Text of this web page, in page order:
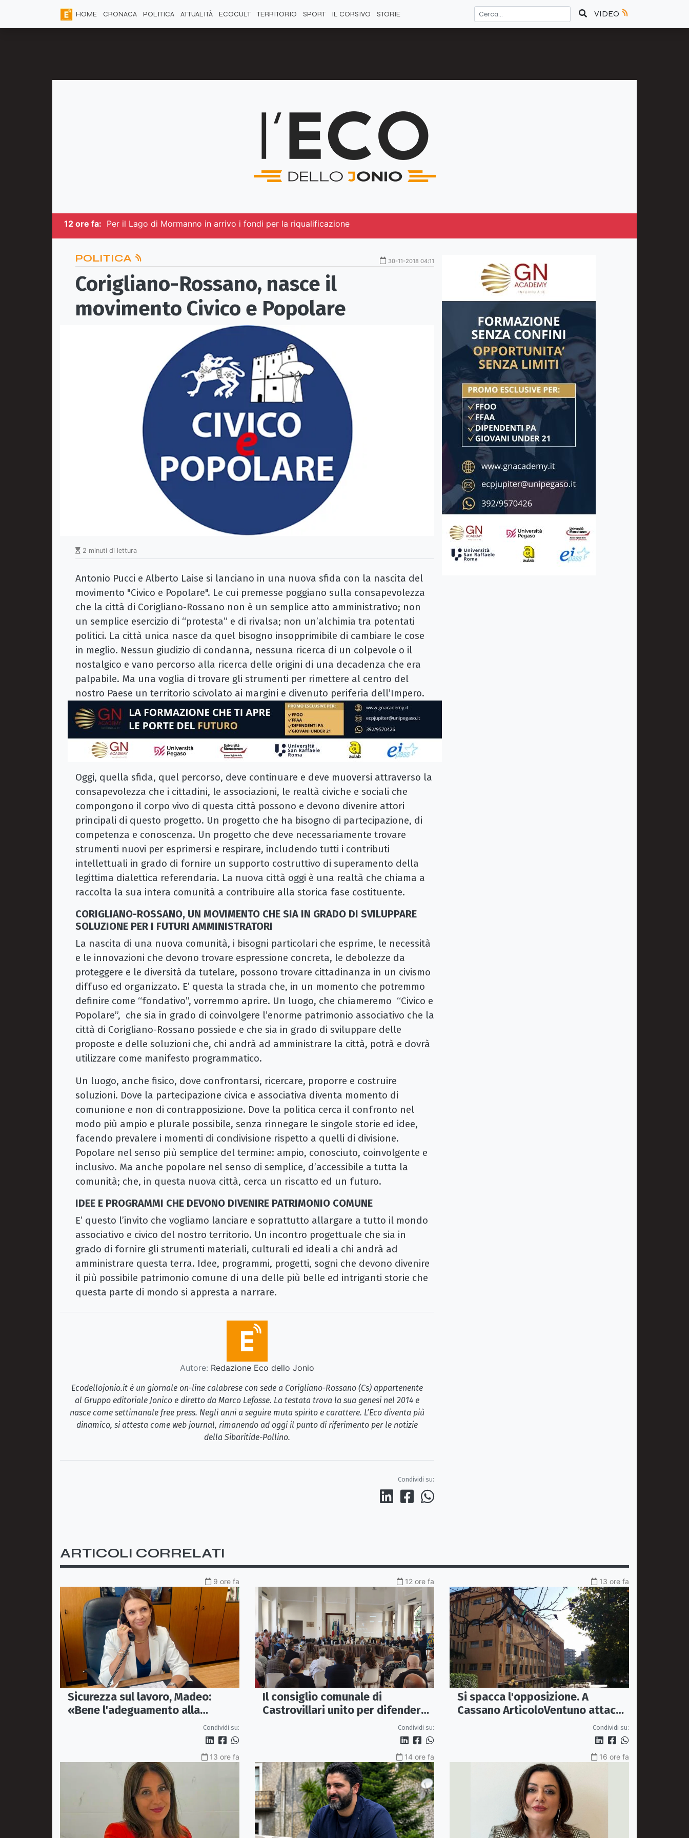
HOME CRONACA POLITICA ATTUALITÀ ECOCULT TERRITORIO SPORT IL CORSIVO STORIE VIDEO
12 ore fa: Per il Lago di Mormanno in arrivo i fondi per la riqualificazione
POLITICA 30-11-2018 04:11
Corigliano-Rossano, nasce il
movimento Civico e Popolare
2 minuti di lettura
Antonio Pucci e Alberto Laise si lanciano in una nuova sfida con la nascita del
movimento "Civico e Popolare". Le cui premesse poggiano sulla consapevolezza
che la città di Corigliano-Rossano non è un semplice atto amministrativo; non
un semplice esercizio di “protesta” e di rivalsa; non un’alchimia tra potentati
politici. La città unica nasce da quel bisogno insopprimibile di cambiare le cose
in meglio. Nessun giudizio di condanna, nessuna ricerca di un colpevole o il
nostalgico e vano percorso alla ricerca delle origini di una decadenza che era
palpabile. Ma una voglia di trovare gli strumenti per rimettere al centro del
nostro Paese un territorio scivolato ai margini e divenuto periferia dell’Impero.
Oggi, quella sfida, quel percorso, deve continuare e deve muoversi attraverso la
consapevolezza che i cittadini, le associazioni, le realtà civiche e sociali che
compongono il corpo vivo di questa città possono e devono divenire attori
principali di questo progetto. Un progetto che ha bisogno di partecipazione, di
competenza e conoscenza. Un progetto che deve necessariamente trovare
strumenti nuovi per esprimersi e respirare, includendo tutti i contributi
intellettuali in grado di fornire un supporto costruttivo di superamento della
legittima dialettica referendaria. La nuova città oggi è una realtà che chiama a
raccolta la sua intera comunità a contribuire alla storica fase costituente.
CORIGLIANO-ROSSANO, UN MOVIMENTO CHE SIA IN GRADO DI SVILUPPARE
SOLUZIONE PER I FUTURI AMMINISTRATORI
La nascita di una nuova comunità, i bisogni particolari che esprime, le necessità
e le innovazioni che devono trovare espressione concreta, le debolezze da
proteggere e le diversità da tutelare, possono trovare cittadinanza in un civismo
diffuso ed organizzato. E’ questa la strada che, in un momento che potremmo
definire come “fondativo”, vorremmo aprire. Un luogo, che chiameremo “Civico e
Popolare”, che sia in grado di coinvolgere l’enorme patrimonio associativo che la
città di Corigliano-Rossano possiede e che sia in grado di sviluppare delle
proposte e delle soluzioni che, chi andrà ad amministrare la città, potrà e dovrà
utilizzare come manifesto programmatico.
Un luogo, anche fisico, dove confrontarsi, ricercare, proporre e costruire
soluzioni. Dove la partecipazione civica e associativa diventa momento di
comunione e non di contrapposizione. Dove la politica cerca il confronto nel
modo più ampio e plurale possibile, senza rinnegare le singole storie ed idee,
facendo prevalere i momenti di condivisione rispetto a quelli di divisione.
Popolare nel senso più semplice del termine: ampio, conosciuto, coinvolgente e
inclusivo. Ma anche popolare nel senso di semplice, d’accessibile a tutta la
comunità; che, in questa nuova città, cerca un riscatto ed un futuro.
IDEE E PROGRAMMI CHE DEVONO DIVENIRE PATRIMONIO COMUNE
E’ questo l’invito che vogliamo lanciare e soprattutto allargare a tutto il mondo
associativo e civico del nostro territorio. Un incontro progettuale che sia in
grado di fornire gli strumenti materiali, culturali ed ideali a chi andrà ad
amministrare questa terra. Idee, programmi, progetti, sogni che devono divenire
il più possibile patrimonio comune di una delle più belle ed intriganti storie che
questa parte di mondo si appresta a narrare.
Autore: Redazione Eco dello Jonio
Ecodellojonio.it è un giornale on-line calabrese con sede a Corigliano-Rossano (Cs) appartenente
al Gruppo editoriale Jonico e diretto da Marco Lefosse. La testata trova la sua genesi nel 2014 e
nasce come settimanale free press. Negli anni a seguire muta spirito e carattere. L’Eco diventa più
dinamico, si attesta come web journal, rimanendo ad oggi il punto di riferimento per le notizie
della Sibaritide-Pollino.
Condividi su:
ARTICOLI CORRELATI
9 ore fa
Sicurezza sul lavoro, Madeo:
«Bene l'adeguamento alla
normativa nazionale, servono più
Condividi su:
12 ore fa
Il consiglio comunale di
Castrovillari unito per difendere
Condividi su:
13 ore fa
Si spacca l'opposizione. A
Cassano ArticoloVentuno attacca
Avena e ne chiede le dimissioni
Condividi su:
13 ore fa 14 ore fa 16 ore fa